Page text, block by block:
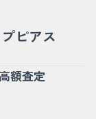
ピアス
額査定